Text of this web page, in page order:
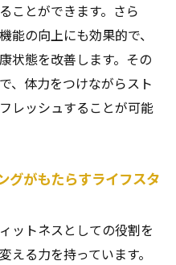
ことができます。さら
能の向上にも効果的で、
状態を改善します。その
、体力をつけながらスト
レッシュすることが可能
グがもたらすライフスタ
ットネスとしての役割を
る力を持っています。